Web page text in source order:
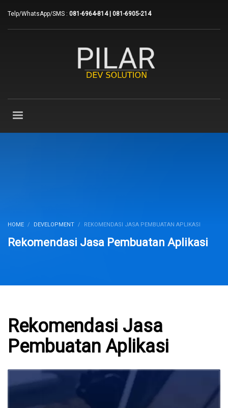
Telp/WhatsApp/SMS : 081-6964-814 | 081-6905-214
HOME DEVELOPMENT REKOMENDASI JASA PEMBUATAN APLIKASI
Rekomendasi Jasa Pembuatan Aplikasi
Rekomendasi Jasa
Pembuatan Aplikasi